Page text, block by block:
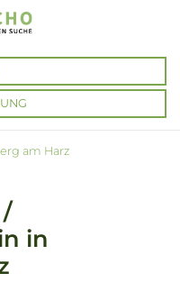
am Harz
/
in